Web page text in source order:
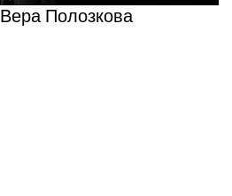
Вера Полозкова